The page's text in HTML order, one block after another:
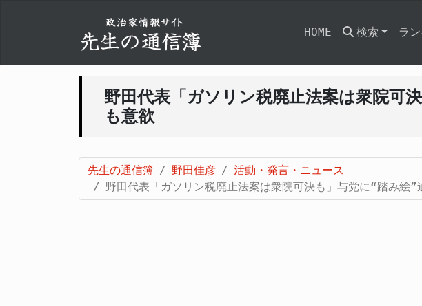
HOME 検索 ラ
野田代表「ガソリン税廃止法案は衆院
も意欲
先生の通信簿 野田佳彦
活動・発言・ニュース
野田代表「ガソリン税廃止法案は衆院可決も」与党に“踏み絵